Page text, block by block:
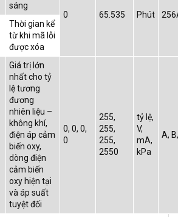
sáng
0
65.535 Phút
Thời gian kể
từ khi mã lỗi
được xóa
Giá trị lớn
nhất cho tỷ
lệ tương
đương
nhiên liệu –
không khí,
điện áp cảm
biến oxy,
dòng điện
cảm biến
oxy hiện tại
và áp suất
tuyệt đối
0, 0, 0,
0
255,
255,
255,
2550
tỷ lệ,
V,
mA,
kPa
A,